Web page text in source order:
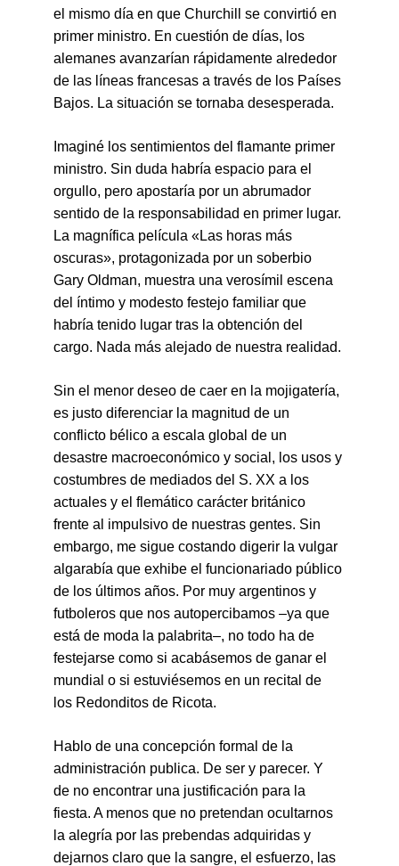
el mismo día en que Churchill se convirtió en
primer ministro. En cuestión de días, los
alemanes avanzarían rápidamente alrededor
de las líneas francesas a través de los Países
Bajos. La situación se tornaba desesperada.
Imaginé los sentimientos del flamante primer
ministro. Sin duda habría espacio para el
orgullo, pero apostaría por un abrumador
sentido de la responsabilidad en primer lugar.
La magnífica película «Las horas más
oscuras», protagonizada por un soberbio
Gary Oldman, muestra una verosímil escena
del íntimo y modesto festejo familiar que
habría tenido lugar tras la obtención del
cargo. Nada más alejado de nuestra realidad.
Sin el menor deseo de caer en la mojigatería,
es justo diferenciar la magnitud de un
conflicto bélico a escala global de un
desastre macroeconómico y social, los usos y
costumbres de mediados del S. XX a los
actuales y el flemático carácter británico
frente al impulsivo de nuestras gentes. Sin
embargo, me sigue costando digerir la vulgar
algarabía que exhibe el funcionariado público
de los últimos años. Por muy argentinos y
futboleros que nos autopercibamos ­–ya que
está de moda la palabrita–, no todo ha de
festejarse como si acabásemos de ganar el
mundial o si estuviésemos en un recital de
los Redonditos de Ricota.
Hablo de una concepción formal de la
administración publica. De ser y parecer. Y
de no encontrar una justificación para la
fiesta. A menos que no pretendan ocultarnos
la alegría por las prebendas adquiridas y
dejarnos claro que la sangre, el esfuerzo, las